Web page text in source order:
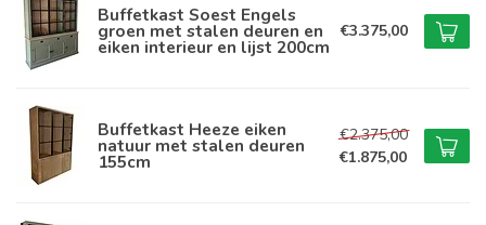
Buffetkast Soest Engels
groen met stalen deuren en
eiken interieur en lijst 200cm
€3.375,00
Buffetkast Heeze eiken
natuur met stalen deuren
155cm
€2.375,00
€1.875,00